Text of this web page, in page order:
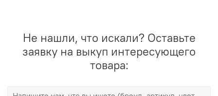
Не нашли, что искали? Оставьте
заявку на выкуп интересующего
товара: